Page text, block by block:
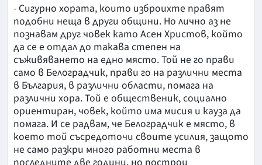
- Сигурно хората, които изброихте правят
подобни неща в други общини. Но лично аз не
познавам друг човек като Асен Христов, който
да се е отдал до такава степен на
съживяването на едно място. Той не го прави
само в Белоградчик, прави го на различни места
в България, в различни области, помага на
различни хора. Той е общественик, социално
ориентиран, човек, който има мисия и кауза да
помага. И се радвам, че Белоградчик е място, в
което той съсредоточи своите усилия, защото
не само разкри много работни места в